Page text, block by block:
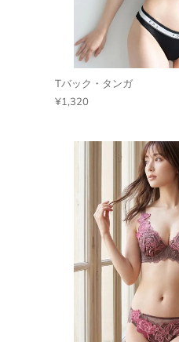
Tバック・タンガ
¥1,320